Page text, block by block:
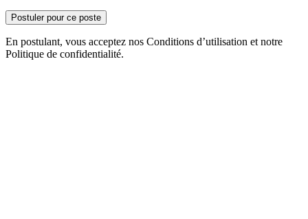
Postuler pour ce poste
En postulant, vous acceptez nos Conditions d’utilisation et notre
Politique de confidentialité.